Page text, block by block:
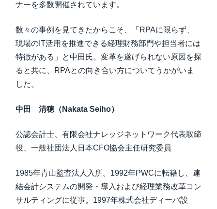
Norway (English)
働きかた改革
ナーを多数開催されています。
数々の事例を見てきたからこそ、「RPAに限らず、
現場のIT活用を推進できる経理財務部門や担当者には
特徴がある」と中田氏。変革を遂げられない原因を探
ると共に、RPAとの向き合い方についてうかがいま
した。
中田 清穂（Nakata Seiho）
公認会計士、有限会社ナレッジネットワーク代表取締
役、一般社団法人日本CFO協会主任研究委員
1985年青山監査法人入所。1992年PWCに転籍し、連
結会計システムの開発・導入および経理業務改革コン
サルティングに従事。1997年株式会社ディーバ設